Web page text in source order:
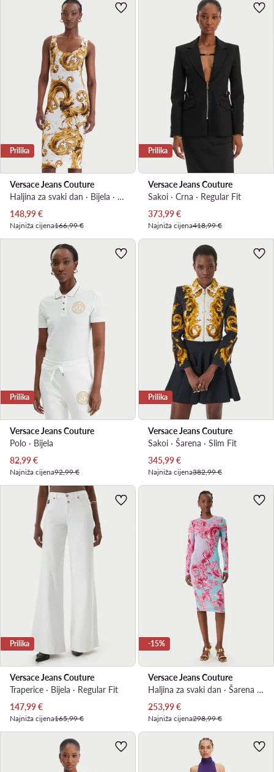
Prilika
Versace Jeans Couture
Haljina za svaki dan · Bijela · Mini
Trenutna cijena
148,99€
Najniža cijena166,99 €
Prilika
Versace Jeans Couture
Sakoi · Crna · Regular Fit
Trenutna cijena
373,99€
Najniža cijena418,99 €
Prilika
Versace Jeans Couture
Polo · Bijela
Trenutna cijena
82,99€
Najniža cijena92,99 €
Prilika
Versace Jeans Couture
Sakoi · Šarena · Slim Fit
Trenutna cijena
345,99€
Najniža cijena382,99 €
Prilika
Versace Jeans Couture
Traperice · Bijela · Regular Fit
Trenutna cijena
147,99€
Najniža cijena165,99 €
-15%
Versace Jeans Couture
Haljina za svaki dan · Šarena · Mini
Trenutna cijena
253,99€
Najniža cijena298,99 €